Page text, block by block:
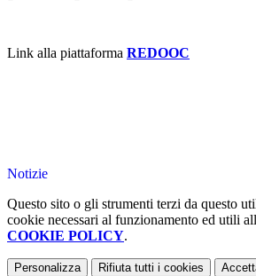
Link alla piattaforma REDOOC
Notizie
Questo sito o gli strumenti terzi da questo
cookie necessari al funzionamento ed utili
COOKIE POLICY.
Personalizza Rifiuta tutti i cookies